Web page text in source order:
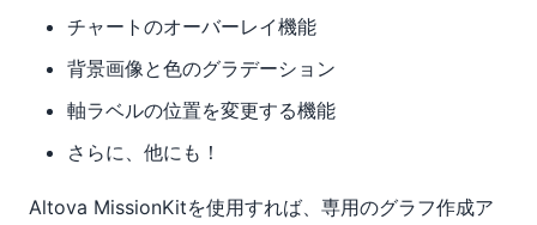
チャートのオーバーレイ機能
背景画像と色のグラデーション
軸ラベルの位置を変更する機能
さらに、他にも！
Altova MissionKitを使用すれば、専用のグラフ作成ア